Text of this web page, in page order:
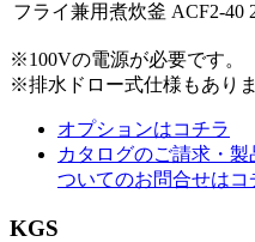
フライ兼用煮炊釜 ACF2-40
※100Vの電源が必要です。
※排水ドロー式仕様もありま
オプションはコチラ
カタログのご請求・製
ついてのお問合せはコ
KGS